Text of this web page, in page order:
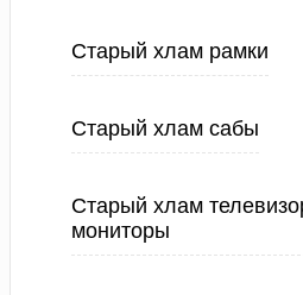
Старый хлам рамки
Старый хлам сабы
Старый хлам
мониторы